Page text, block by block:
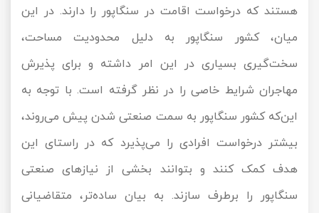
هستند که درخواست اقامت در سنگاپور را دارند. در این
میان، کشور سنگاپور به دلیل محدودیت مساحت،
سخت‌گیری بسیاری در این امر داشته و برای پذیرش
مهاجران شرایط خاصی را در نظر گرفته است. با توجه به
این‌که کشور سنگاپور به سمت صنعتی شدن پیش می‌روند،
بیشتر درخواست افرادی را می‌پذیرد که در راستای این
هدف کمک کنند و بتوانند بخشی از نیازهای صنعتی
سنگاپور را برطرف سازند. به بیان ساده‌تر، متقاضیانی